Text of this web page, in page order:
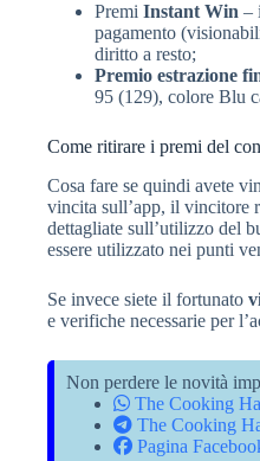
Premi Instant Win –
pagamento
diritto a resto;
Premio estrazione
95 (129), colore Blu
Come ritirare i premi del
Cosa fare se quindi avete
vincita sull’app, il vincitore
dettagliate sull’utilizzo del
essere utilizzato nei punti
Se invece siete il fortunato
e verifiche necessarie per
Non perdere le novità
The Cooking
The Cooking
Pagina